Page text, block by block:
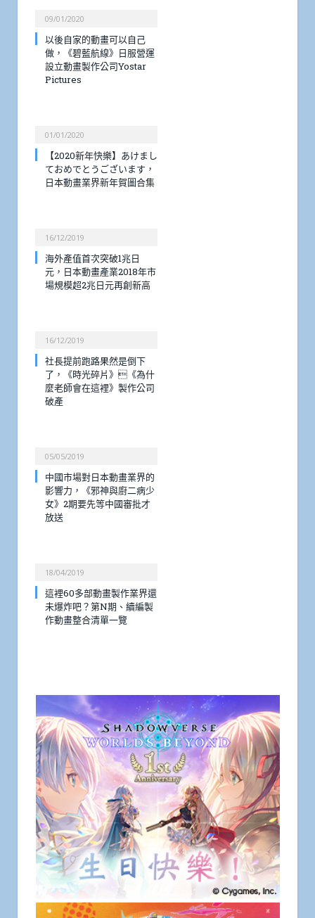
09/01/2020
以後自家的動畫可以自己
做，《碧藍航線》日服營運
設立動畫製作公司Yostar
Pictures
01/01/2020
【2020新年快樂】あけまし
ておめでとうございます，
日本動畫業界新年賀圖合集
16/12/2019
海外產值首次突破1兆日
元，日本動畫產業2018年市
場規模超2兆日元再創新高
16/12/2019
社長提前跑路果然是倒下
了，《時光碎片》《為什
麼老師會在這裡》製作公司
破產
05/05/2019
中國市場對日本動畫業界的
影響力，《邪神與廚二病少
女》2期要先等中國審批才
放送
18/04/2019
這裡60多部動畫製作業界還
未爆炸吧？第N期、續編製
作動畫整合清單一覽